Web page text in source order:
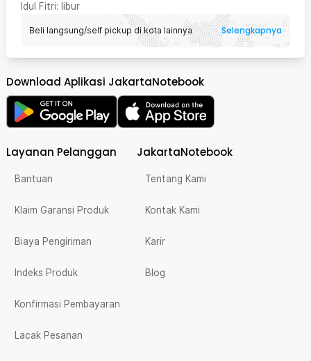
Idul Fitri: libur
Beli langsung/self pickup di kota lainnya Selengkapnya
Download Aplikasi JakartaNotebook
Layanan Pelanggan
Bantuan
Klaim Garansi Produk
Biaya Pengiriman
Indeks Produk
Konfirmasi Pembayaran
Lacak Pesanan
JakartaNotebook
Tentang Kami
Kontak Kami
Karir
Blog